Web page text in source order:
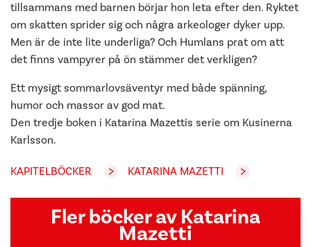
tillsammans med barnen börjar hon leta efter den. Ryktet
om skatten sprider sig och några arkeologer dyker upp.
Men är de inte lite underliga? Och Humlans prat om att
det finns vampyrer på ön stämmer det verkligen?
Ett mysigt sommarlovsäventyr med både spänning,
humor och massor av god mat.
Den tredje boken i Katarina Mazettis serie om Kusinerna
Karlsson.
KAPITELBÖCKER KATARINA MAZETTI
Fler böcker av Katarina
Mazetti